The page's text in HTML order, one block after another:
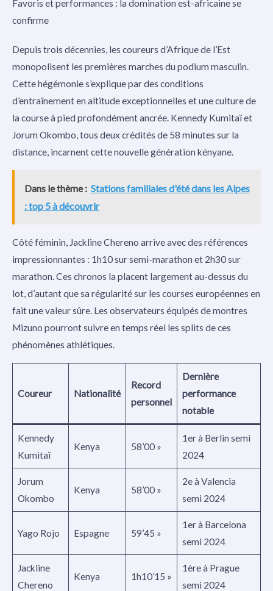
Favoris et performances : la domination est-africaine se
confirme
Depuis trois décennies, les coureurs d’Afrique de l’Est
monopolisent les premières marches du podium masculin.
Cette hégémonie s’explique par des conditions
d’entraînement en altitude exceptionnelles et une culture de
la course à pied profondément ancrée. Kennedy Kumitaï et
Jorum Okombo, tous deux crédités de 58 minutes sur la
distance, incarnent cette nouvelle génération kényane.
Dans le thème : Stations familiales d'été dans les Alpes
: top 5 à découvrir
Côté féminin, Jackline Chereno arrive avec des références
impressionnantes : 1h10 sur semi-marathon et 2h30 sur
marathon. Ces chronos la placent largement au-dessus du
lot, d’autant que sa régularité sur les courses européennes en
fait une valeur sûre. Les observateurs équipés de montres
Mizuno pourront suivre en temps réel les splits de ces
phénomènes athlétiques.
Coureur Nationalité
Record
personnel
Dernière
performance
notable
Kennedy
Kumitaï
Kenya 58’00 »
1er à Berlin semi
2024
Jorum
Okombo
Kenya 58’00 »
2e à Valencia
semi 2024
Yago Rojo Espagne 59’45 »
1er à Barcelona
semi 2024
Jackline
Chereno
Kenya 1h10’15 »
1ère à Prague
semi 2024